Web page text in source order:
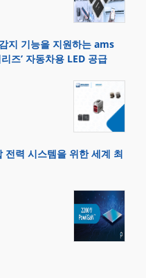
지 기능을 지원하는 ams
즈’ 자동차용 LED 공급
전력 시스템을 위한 세계 최